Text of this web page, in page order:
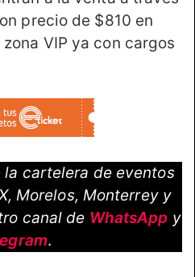
precio de $810 en
VIP ya con cargos
cartelera de eventos
Morelos, Monterrey y
canal de WhatsApp y
.